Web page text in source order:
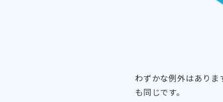
わずかな例外はあり
も同じです。